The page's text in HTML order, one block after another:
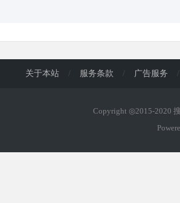
关于本站 / 服务条款 / 广告服务 /
Copyright ◎2015-2020